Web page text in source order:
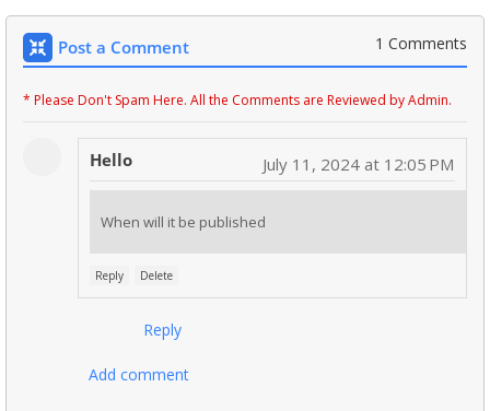
Post a Comment 1 Comments
* Please Don't Spam Here. All the Comments are Reviewed by Admin.
Hello July 11, 2024 at 12:05 PM
When will it be published
Reply Delete
Reply
Add comment